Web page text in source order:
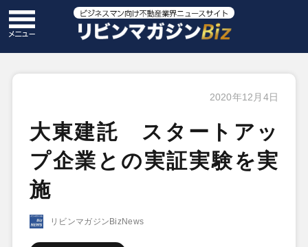
2020年12月4日
大東建託 スタートアッ
プ企業との実証実験を実
施
リビンマガジンBizNews